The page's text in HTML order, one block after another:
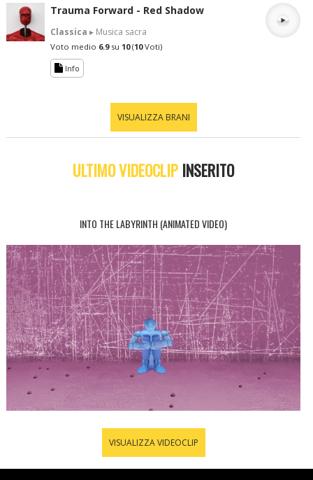
Trauma Forward - Red Shadow
Classica ▸ Musica sacra
Voto medio 6.9su 10(10Voti)
Info
VISUALIZZA BRANI
ULTIMO VIDEOCLIP INSERITO
INTO THE LABYRINTH (ANIMATED VIDEO)
VISUALIZZA VIDEOCLIP